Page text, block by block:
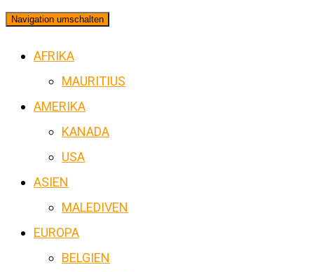
Navigation umschalten
AFRIKA
MAURITIUS
AMERIKA
KANADA
USA
ASIEN
MALEDIVEN
EUROPA
BELGIEN